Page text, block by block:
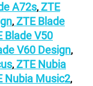
A72s, ZTE
, ZTE Blade
Blade V50
V60 Design,
, ZTE Nubia
Nubia Music2,